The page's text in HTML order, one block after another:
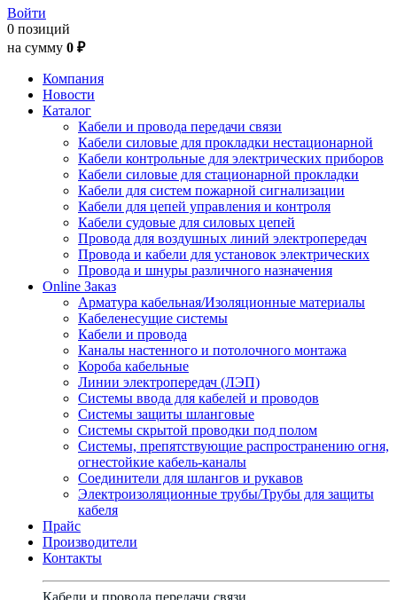
Войти
0 позиций
на сумму 0 ₽
Компания
Новости
Каталог
Кабели и провода передачи связи
Кабели силовые для прокладки нестационарной
Кабели контрольные для электрических приборов
Кабели силовые для стационарной прокладки
Кабели для систем пожарной сигнализации
Кабели для цепей управления и контроля
Кабели судовые для силовых цепей
Провода для воздушных линий электропередач
Провода и кабели для установок электрических
Провода и шнуры различного назначения
Online Заказ
Арматура кабельная/Изоляционные материалы
Кабеленесущие системы
Кабели и провода
Каналы настенного и потолочного монтажа
Короба кабельные
Линии электропередач (ЛЭП)
Системы ввода для кабелей и проводов
Системы защиты шланговые
Системы скрытой проводки под полом
Системы, препятствующие распространению огня,
огнестойкие кабель-каналы
Соединители для шлангов и рукавов
Электроизоляционные трубы/Трубы для защиты
кабеля
Прайс
Производители
Контакты
Кабели и провода передачи связи